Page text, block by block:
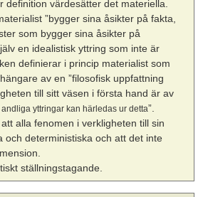
definition värdesätter det materiella.
”bygger sina åsikter på fakta,
som bygger sina åsikter på
en idealistisk yttring som inte är
definierar i princip materialist som
av en ”filosofisk uppfattning
till sitt väsen i första hand är av
andliga yttringar kan härledas ur detta”.
alla fenomen i verkligheten till sin
och deterministiska och att det inte
ställningstagande.